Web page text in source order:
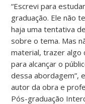
“Escrevi para
graduação. Ele não
haja uma tentativa
sobre o tema. Mas
material, trazer algo
para alcançar o
dessa abordagem”,
autor da obra e
Pós-graduação